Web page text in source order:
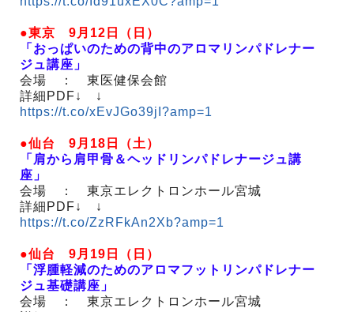
●東京 9月12日（日）
「おっぱいのための背中のアロマリンパドレナー
ジュ講座」
会場 ： 東医健保会館
詳細PDF↓ ↓
https://t.co/xEvJGo39jI?amp=1
●仙台 9月18日（土）
「肩から肩甲骨＆ヘッドリンパドレナージュ講
座」
会場 ： 東京エレクトロンホール宮城
詳細PDF↓ ↓
https://t.co/ZzRFkAn2Xb?amp=1
●仙台 9月19日（日）
「浮腫軽減のためのアロマフットリンパドレナー
ジュ基礎講座」
会場 ： 東京エレクトロンホール宮城